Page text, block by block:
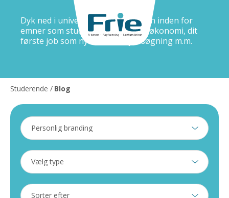
Dyk ned i universet og få god viden inden for
emner som studievalg, studiejob, økonomi, dit
første job som nyuddannet, jobsøgning m.m.
Studerende / Blog